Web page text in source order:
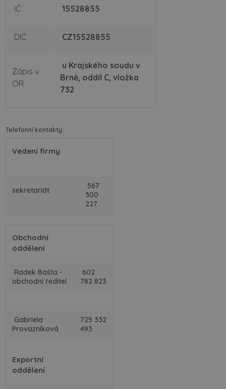
IČ 15528855
DIČ CZ15528855
Zápis v
OR
u Krajského soudu v
Brně, oddíl C, vložka
732
Telefonní kontakty:
Vedení firmy
sekretariát
567
300
227
Obchodní
oddělení
Radek Bašta -
obchodní ředitel
602
782 823
Gabriela
Provazníková
725 332
493
Exportní
oddělení